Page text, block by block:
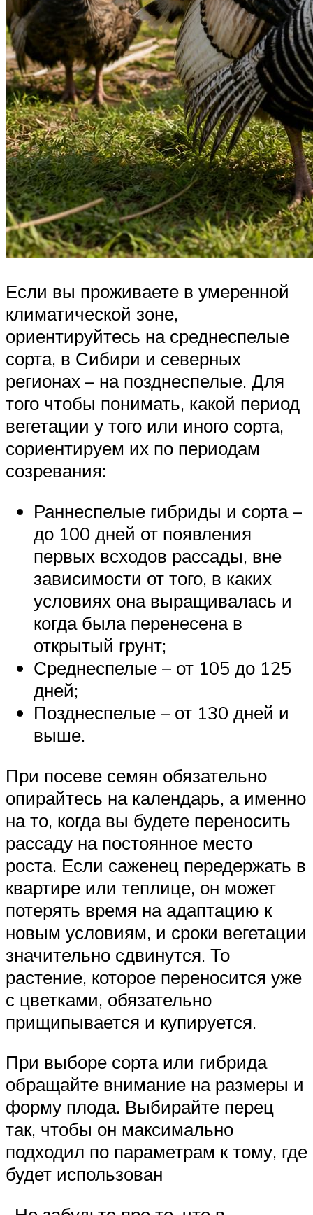
Если вы проживаете в умеренной
климатической зоне,
ориентируйтесь на среднеспелые
сорта, в Сибири и северных
регионах – на позднеспелые. Для
того чтобы понимать, какой период
вегетации у того или иного сорта,
сориентируем их по периодам
созревания:
Раннеспелые гибриды и сорта –
до 100 дней от появления
первых всходов рассады, вне
зависимости от того, в каких
условиях она выращивалась и
когда была перенесена в
открытый грунт;
Среднеспелые – от 105 до 125
дней;
Позднеспелые – от 130 дней и
выше.
При посеве семян обязательно
опирайтесь на календарь, а именно
на то, когда вы будете переносить
рассаду на постоянное место
роста. Если саженец передержать в
квартире или теплице, он может
потерять время на адаптацию к
новым условиям, и сроки вегетации
значительно сдвинутся. То
растение, которое переносится уже
с цветками, обязательно
прищипывается и купируется.
При выборе сорта или гибрида
обращайте внимание на размеры и
форму плода. Выбирайте перец
так, чтобы он максимально
подходил по параметрам к тому, где
будет использован